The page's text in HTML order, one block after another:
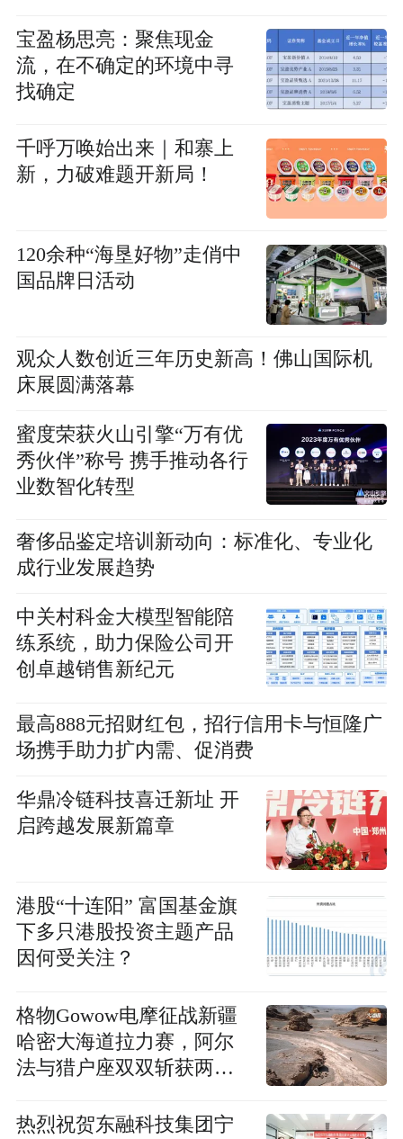
宝盈杨思亮：聚焦现金
流，在不确定的环境中寻
找确定
千呼万唤始出来｜和寨上
新，力破难题开新局！
120余种“海垦好物”走俏中
国品牌日活动
观众人数创近三年历史新高！佛山国际机
床展圆满落幕
蜜度荣获火山引擎“万有优
秀伙伴”称号 携手推动各行
业数智化转型
奢侈品鉴定培训新动向：标准化、专业化
成行业发展趋势
中关村科金大模型智能陪
练系统，助力保险公司开
创卓越销售新纪元
最高888元招财红包，招行信用卡与恒隆广
场携手助力扩内需、促消费
华鼎冷链科技喜迁新址 开
启跨越发展新篇章
港股“十连阳” 富国基金旗
下多只港股投资主题产品
因何受关注？
格物Gowow电摩征战新疆
哈密大海道拉力赛，阿尔
法与猎户座双双斩获两个
热烈祝贺东融科技集团宁